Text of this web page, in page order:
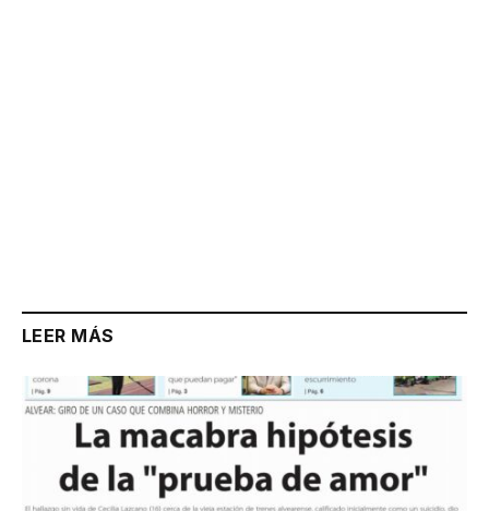
LEER MÁS